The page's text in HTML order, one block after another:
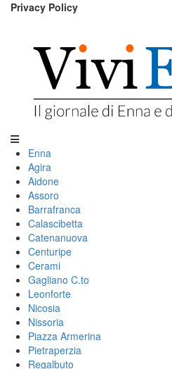
Privacy Policy
Enna
Agira
Aidone
Assoro
Barrafranca
Calascibetta
Catenanuova
Centuripe
Cerami
Gagliano C.to
Leonforte
Nicosia
Nissoria
Piazza Armerina
Pietraperzia
Regalbuto